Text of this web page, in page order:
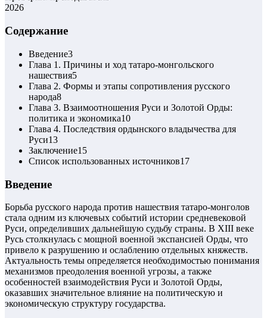
2026
Содержание
Введение3
Глава 1. Причины и ход татаро-монгольского
нашествия5
Глава 2. Формы и этапы сопротивления русского
народа8
Глава 3. Взаимоотношения Руси и Золотой Орды:
политика и экономика10
Глава 4. Последствия ордынского владычества для
Руси13
Заключение15
Список использованных источников17
Введение
Борьба русского народа против нашествия татаро-монголов
стала одним из ключевых событий истории средневековой
Руси, определивших дальнейшую судьбу страны. В XIII веке
Русь столкнулась с мощной военной экспансией Орды, что
привело к разрушению и ослаблению отдельных княжеств.
Актуальность темы определяется необходимостью понимания
механизмов преодоления военной угрозы, а также
особенностей взаимодействия Руси и Золотой Орды,
оказавших значительное влияние на политическую и
экономическую структуру государства.